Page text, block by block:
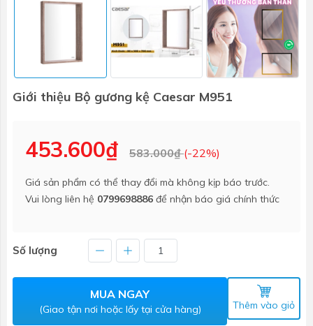
Giới thiệu Bộ gương kệ Caesar M951
453.600₫ 583.000₫(-22%)
Giá sản phẩm có thể thay đổi mà không kịp báo trước.
Vui lòng liên hệ 0799698886 để nhận báo giá chính thức
Số lượng
MUA NGAY
(Giao tận nơi hoặc lấy tại cửa hàng) Thêm vào giỏ